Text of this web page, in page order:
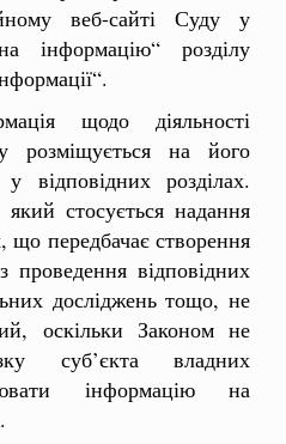
веб-сайті Суду у
інформацію“ розділу
щодо діяльності
розміщується на його
відповідних розділах.
стосується надання
що передбачає створення
проведення відповідних
досліджень тощо, не
оскільки Законом не
суб’єкта владних
інформацію на